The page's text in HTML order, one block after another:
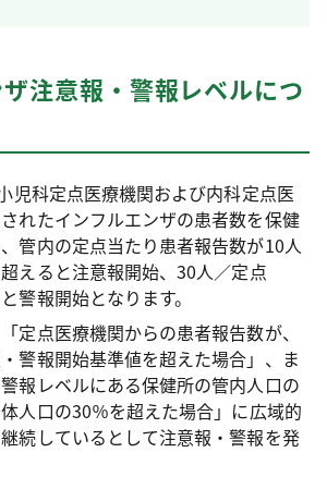
注意報・警報レベルにつ
児科定点医療機関および内科定点医
れたインフルエンザの患者数を保健
管内の定点当たり患者報告数が10人
えると注意報開始、30人／定点
警報開始となります。
定点医療機関からの患者報告数が、
警報開始基準値を超えた場合」、ま
報レベルにある保健所の管内人口の
人口の30％を超えた場合」に広域的
続しているとして注意報・警報を発